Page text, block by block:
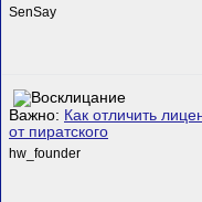
SenSay
Важно: Как отличить
от пиратского
hw_founder